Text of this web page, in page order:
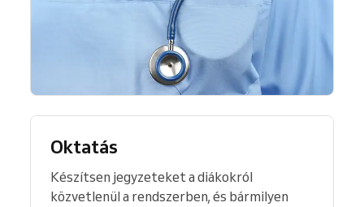
Oktatás
Készítsen jegyzeteket a diákokról
közvetlenül a rendszerben, és bármilyen